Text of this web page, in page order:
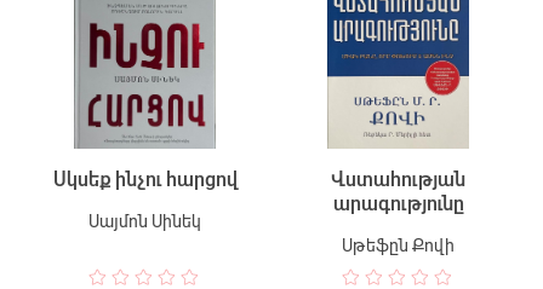
Սկսեք ինչու հարցով
Սայմոն Սինեկ
Վստահության
արագությունը
Սթեֆըն Քովի